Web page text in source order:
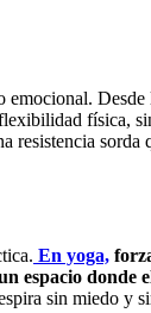
emocional.
En yoga,
espacio donde
sin miedo y